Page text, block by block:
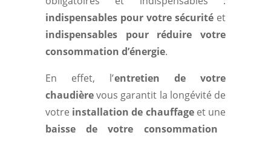
indispensables pour votre sécurité et
indispensables pour réduire votre
consommation d’énergie.
En effet, l’entretien de votre
chaudièrevous garantit la longévité de
votre installation de chauffageet une
baisse de votre consommation